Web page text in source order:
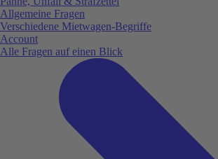
Allgemeine Fragen
Verschiedene Mietwagen-Begriffe
Account
Alle Fragen auf einen Blick